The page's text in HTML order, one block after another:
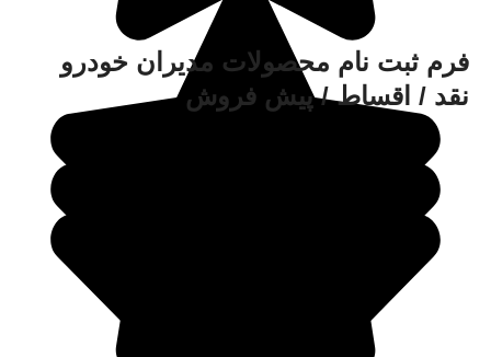
فرم ثبت نام محصولات مدیران خودرو
نقد / اقساط / پیش فروش​